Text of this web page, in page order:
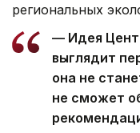
региональных
— Идея
выглядит
она не
не сможет